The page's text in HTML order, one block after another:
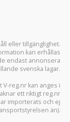
eller tillgänglighet.
kan erhållas
endast annonsera
svenska lagar.
V-reg.nr kan anges i
ett riktigt reg.nr
importerats och ej
än).